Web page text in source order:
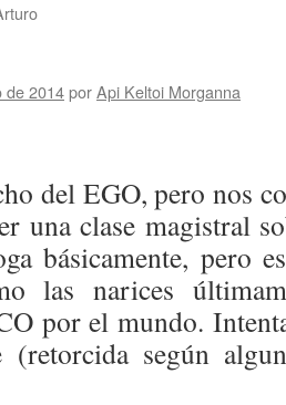
de 2014porApi Keltoi Morganna
del EGO, pero nos
una clase magistral
básicamente, pero
las narices
por el mundo.
según